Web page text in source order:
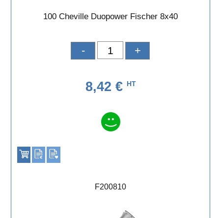
100 Cheville Duopower Fischer 8x40
- +
8,42 € HT
F200810